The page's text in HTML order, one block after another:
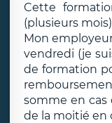
Cette
(plusieurs
Mon
vendredi (je
de formation
somme en
de la moitié en